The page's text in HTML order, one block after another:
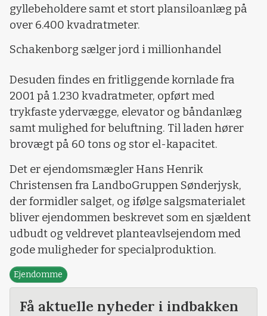
gyllebeholdere samt et stort plansiloanlæg på
over 6.400 kvadratmeter.
Schakenborg sælger jord i millionhandel
Desuden findes en fritliggende kornlade fra
2001 på 1.230 kvadratmeter, opført med
trykfaste ydervægge, elevator og båndanlæg
samt mulighed for beluftning. Til laden hører
brovægt på 60 tons og stor el-kapacitet.
Det er ejendomsmægler Hans Henrik
Christensen fra LandboGruppen Sønderjysk,
der formidler salget, og ifølge salgsmaterialet
bliver ejendommen beskrevet som en sjældent
udbudt og veldrevet planteavlsejendom med
gode muligheder for specialproduktion.
Ejendomme
Få aktuelle nyheder i indbakken